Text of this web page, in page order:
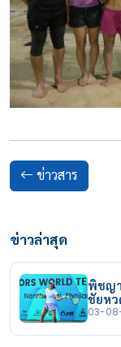
ข่าวสาร
ข่าวล่าสุด
พิชญ
ชัยหว
03-